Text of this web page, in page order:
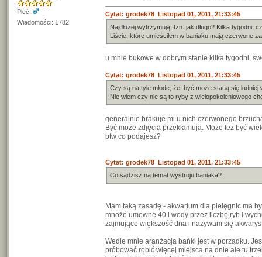
Płeć:
Wiadomości: 1782
Cytat: grodek78 Listopad 01, 2011, 21:33:45
Najdłużej wytrzymują, tzn. jak długo? Kilka tygodni,
Liście, które umieściłem w baniaku mają czerwone
u mnie bukowe w dobrym stanie kilka tygodni,
Cytat: grodek78 Listopad 01, 2011, 21:33:45
Czy są na tyle młode, że być może staną się
Nie wiem czy nie są to ryby z wielopokoleniowego
generalnie brakuje mi u nich czerwonego
Być może zdjęcia przekłamują. Może też być
btw co podajesz?
Cytat: grodek78 Listopad 01, 2011, 21:33:45
Co sądzisz na temat wystroju baniaka?
Mam taką zasadę - akwarium dla pielęgnic ma
mnoże umowne 40 l wody przez liczbę ryb i
zajmujące większość dna i nazywam się
Wedle mnie aranżacja bańki jest w porządku.
próbować robić więcej miejsca na dnie ale tu